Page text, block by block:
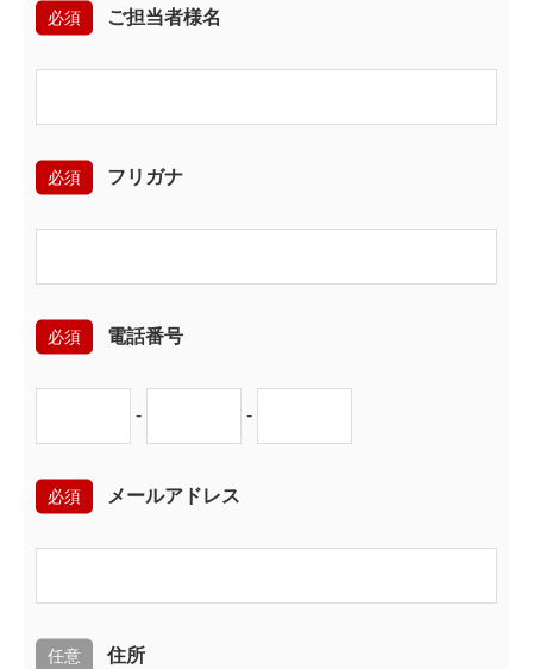
ご担当者様名
必須
フリガナ
必須
電話番号
必須
- -
メールアドレス
必須
住所
任意